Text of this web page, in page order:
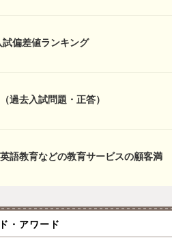
偏差値ランキング
過去入試問題・正答）
英語教育などの教育サービスの顧客満
・アワード